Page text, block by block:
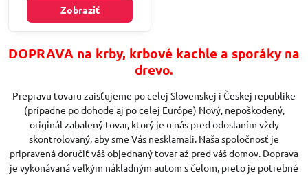
Zobraziť
DOPRAVA na krby, krbové kachle a sporáky na
drevo.
Prepravu tovaru zaisťujeme po celej Slovenskej i Českej republike
(prípadne po dohode aj po celej Európe) Nový, nepoškodený,
originál zabalený tovar, ktorý je u nás pred odoslaním vždy
skontrolovaný, aby sme Vás nesklamali. Naša spoločnosť je
pripravená doručiť váš objednaný tovar až pred váš domov. Doprava
je vykonávaná veľkým nákladným autom s čelom, preto je potrebné